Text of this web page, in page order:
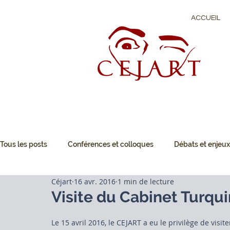
ACCUEIL
Tous les posts Conférences et colloques Débats et
Droit du marché de l'art Interventions et rencontres
Conférences et colloques Interventions et rencontres
Visite du Cabinet
Céjart 16 avr. 2016 1 min de lecture
Le 15 avril 2016, le CEJART a eu le privilège de